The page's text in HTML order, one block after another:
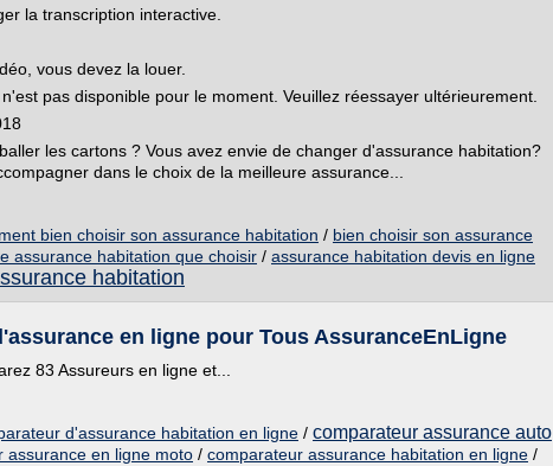
la transcription interactive.
vous devez la louer.
pas disponible pour le moment. Veuillez réessayer ultérieurement.
les cartons ? Vous avez envie de changer d'assurance habitation?
dans le choix de la meilleure assurance...
bien choisir son assurance habitation / bien choisir son assurance
assurance habitation que choisir / assurance habitation devis en ligne
habitation
en ligne pour Tous AssuranceEnLigne
83 Assureurs en ligne et...
d'assurance habitation en ligne / comparateur assurance auto
assurance en ligne moto / comparateur assurance habitation en ligne /